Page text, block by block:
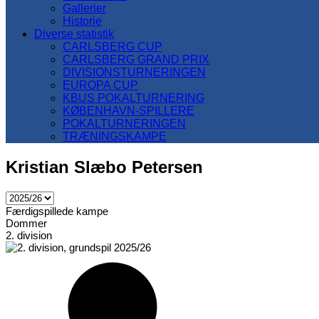
Gallerier
Historie
Diverse statistik
CARLSBERG CUP
CARLSBERG GRAND PRIX
DIVISIONSTURNERINGEN
EUROPA CUP
KBUS POKALTURNERING
KØBENHAVN-SPILLERE
POKALTURNERINGEN
TRÆNINGSKAMPE
Kristian Slæbo Petersen
Færdigspillede kampe
Dommer
2. division